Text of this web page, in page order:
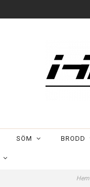
SÖM BRODD
Hem